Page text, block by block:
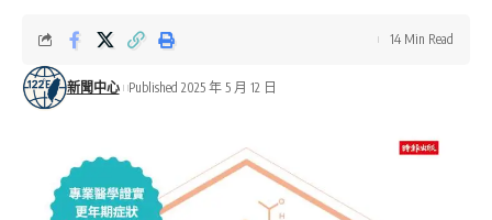
新聞中心 Published 2025 年 5 月 12 日
14 Min Read